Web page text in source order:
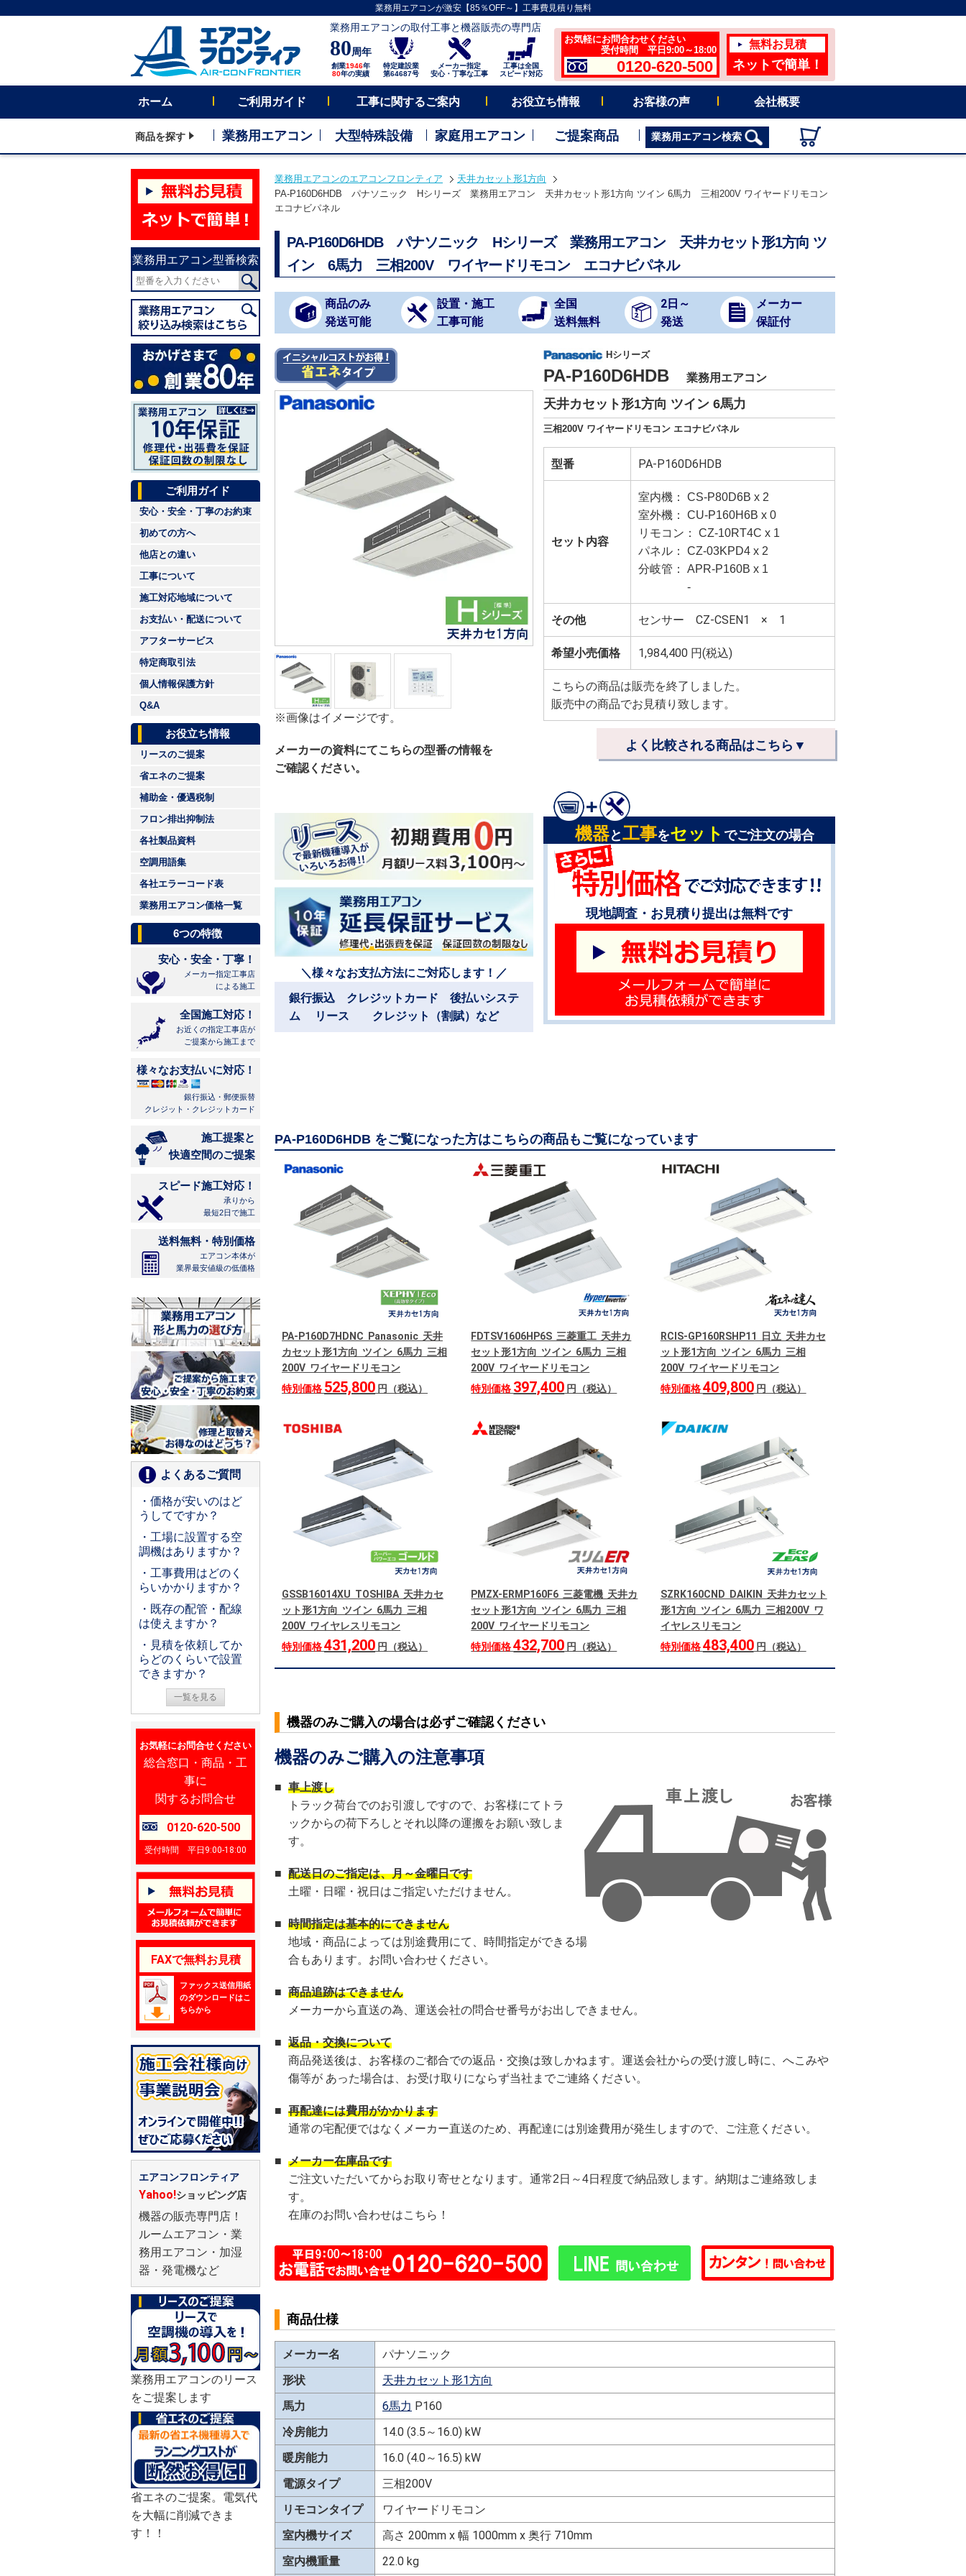
業務用エアコンが激安【85％OFF～】工事費見積り無料
業務用エアコンの取付工事と機器販売の専門店
80周年
創業1946年
80年の実績
特定建設業
第64687号
メーカー指定
安心・丁寧な工事
工事は全国
スピード対応
お気軽にお問合わせください
受付時間 平日9:00～18:00
0120-620-500
無料お見積
ネットで簡単！
ホーム ご利用ガイド 工事に関するご案内 お役立ち情報 お客様の声 会社概要
商品を探す 業務用エアコン 大型特殊設備 家庭用エアコン ご提案商品 業務用エアコン検索
業務用エアコン型番検索
ご利用ガイド
安心・安全・丁寧のお約束
初めての方へ
他店との違い
工事について
施工対応地域について
お支払い・配送について
アフターサービス
特定商取引法
個人情報保護方針
Q&A
お役立ち情報
リースのご提案
省エネのご提案
補助金・優遇税制
フロン排出抑制法
各社製品資料
空調用語集
各社エラーコード表
業務用エアコン価格一覧
6つの特徴
安心・安全・丁寧！
メーカー指定工事店
による施工
全国施工対応！
お近くの指定工事店が
ご提案から施工まで
様々なお支払いに対応！
銀行振込・郵便振替
クレジット・クレジットカード
施工提案と
快適空間のご提案
スピード施工対応！
承りから
最短2日で施工
送料無料・特別価格
エアコン本体が
業界最安値級の低価格
よくあるご質問
・価格が安いのはど
うしてですか？
・工場に設置する空
調機はありますか？
・工事費用はどのく
らいかかりますか？
・既存の配管・配線
は使えますか？
・見積を依頼してか
らどのくらいで設置
できますか？
一覧を見る
お気軽にお問合せください
総合窓口・商品・工
事に
関するお問合せ
0120-620-500
受付時間 平日9:00-18:00
FAXで無料お見積
ファックス送信用紙
のダウンロードはこ
ちらから
エアコンフロンティア
Yahoo!ショッピング店
機器の販売専門店！
ルームエアコン・業
務用エアコン・加湿
器・発電機など
業務用エアコンのリース
をご提案します
省エネのご提案。電気代
を大幅に削減できま
す！！
業務用エアコンのエアコンフロンティア
天井カセット形1方向
PA-P160D6HDB パナソニック Hシリーズ 業務用エアコン 天井カセット形1方向 ツイン 6馬力 三相200V ワイヤードリモコン
エコナビパネル
PA-P160D6HDB パナソニック Hシリーズ 業務用エアコン 天井カセット形1方向 ツ
イン 6馬力 三相200V ワイヤードリモコン エコナビパネル
商品のみ
発送可能
設置・施工
工事可能
全国
送料無料
2日～
発送
メーカー
保証付
※画像はイメージです。
メーカーの資料にてこちらの型番の情報を
ご確認ください。
Hシリーズ
PA-P160D6HDB 業務用エアコン
天井カセット形1方向 ツイン 6馬力
三相200V ワイヤードリモコン エコナビパネル
型番 PA-P160D6HDB
セット内容
室内機： CS-P80D6B x 2
室外機： CU-P160H6B x 0
リモコン： CZ-10RT4C x 1
パネル： CZ-03KPD4 x 2
分岐管： APR-P160B x 1
-
その他 センサー CZ-CSEN1 × 1
希望小売価格 1,984,400 円(税込)
こちらの商品は販売を終了しました。
販売中の商品でお見積り致します。
よく比較される商品はこちら▼
＼様々なお支払方法にご対応します！／
銀行振込 クレジットカード 後払いシステ
ム リース クレジット（割賦）など
機器と工事をセット でご注文の場合
現地調査・お見積り提出は無料です
PA-P160D6HDB をご覧になった方はこちらの商品もご覧になっています
PA-P160D7HDNC Panasonic 天井
カセット形1方向 ツイン 6馬力 三相
200V ワイヤードリモコン
特別価格 525,800 円（税込）
FDTSV1606HP6S 三菱重工 天井カ
セット形1方向 ツイン 6馬力 三相
200V ワイヤードリモコン
特別価格 397,400 円（税込）
RCIS-GP160RSHP11 日立 天井カセ
ット形1方向 ツイン 6馬力 三相
200V ワイヤードリモコン
特別価格409,800円（税込）
GSSB16014XU TOSHIBA 天井カセ
ット形1方向 ツイン 6馬力 三相
200V ワイヤレスリモコン
特別価格431,200 円（税込）
PMZX-ERMP160F6 三菱電機 天井カ
セット形1方向 ツイン 6馬力 三相
200V ワイヤードリモコン
特別価格432,700 円（税込）
SZRK160CND DAIKIN 天井カセット
形1方向 ツイン 6馬力 三相200V ワ
イヤレスリモコン
特別価格483,400円（税込）
機器のみご購入の場合は必ずご確認ください
機器のみご購入の注意事項
■ 車上渡し
トラック荷台でのお引渡しですので、お客様にてトラ
ックからの荷下ろしとそれ以降の運搬をお願い致しま
す。
■ 配送日のご指定は、月～金曜日です
土曜・日曜・祝日はご指定いただけません。
■ 時間指定は基本的にできません
地域・商品によっては別途費用にて、時間指定ができる場
合もあります。お問い合わせください。
■ 商品追跡はできません
メーカーから直送の為、運送会社の問合せ番号がお出しできません。
■ 返品・交換について
商品発送後は、お客様のご都合での返品・交換は致しかねます。運送会社からの受け渡し時に、へこみや
傷等が あった場合は、お受け取りにならず当社までご連絡ください。
■ 再配達には費用がかかります
通常の宅配便ではなくメーカー直送のため、再配達には別途費用が発生しますので、ご注意ください。
■ メーカー在庫品です
ご注文いただいてからお取り寄せとなります。通常2日～4日程度で納品致します。納期はご連絡致しま
す。
在庫のお問い合わせはこちら！
商品仕様
メーカー名
パナソニック
形状
天井カセット形1方向
馬力
6馬力 P160
冷房能力
14.0 (3.5～16.0) kW
暖房能力
16.0 (4.0～16.5) kW
電源タイプ
三相200V
リモコンタイプ
ワイヤードリモコン
室内機サイズ
高さ 200mm x 幅 1000mm x 奥行 710mm
室内機重量
22.0 kg